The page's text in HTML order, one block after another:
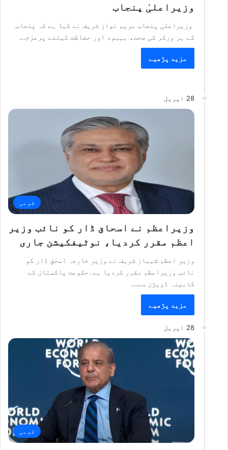
وزیراعلیٰ پنجاب
وزیراعلیٰ پنجاب مریم نواز شریف نے کہا ہے کہ پنجاب
کے ہر ورکر کی صحت، بہبود اور حفاظت کیلئے پرعزم…
مزید پڑھیے
28 اپریل
قومی
وزیراعظم نے اسحاق ڈار کو نائب وزیر
اعظم مقرر کردیا، نوٹیفکیشن جاری
وزیر اعظم شہباز شریف نے وزیر خارجہ اسحٰق ڈار کو
نائب وزیراعظم مقرر کردیا ہے۔حکومت پاکستان کے
کابینہ ڈویژن سے…
مزید پڑھیے
28 اپریل
قومی